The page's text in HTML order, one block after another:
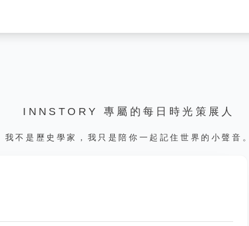
INNSTORY 專屬的每日時光策展人
我不是歷史學家，我只是陪你一起記住世界的小聲音。